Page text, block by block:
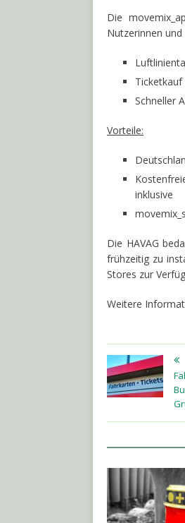
Die
Nutzerinnen
Schneller
Vorteile:
inklusive
Die HAVAG
frühzeitig zu
Stores zur
Weitere